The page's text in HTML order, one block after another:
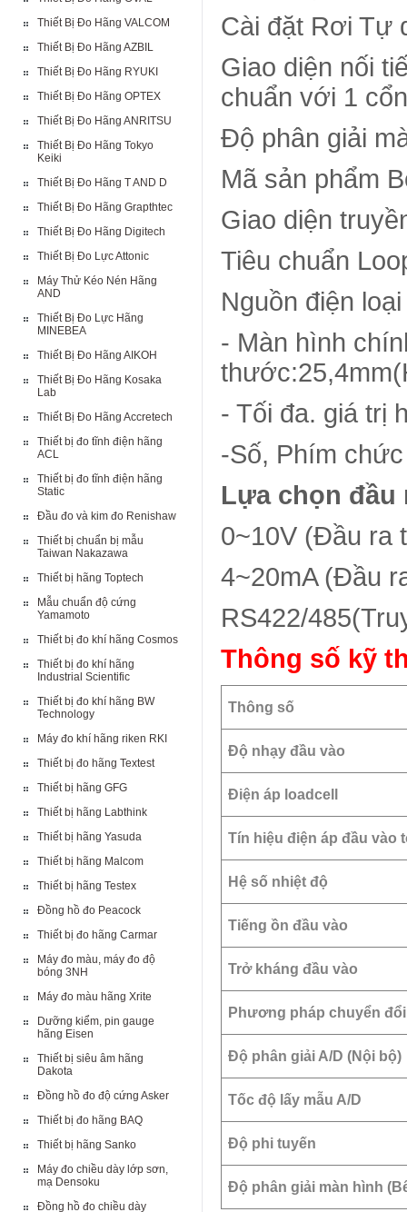
Thiết Bị Đo Hãng VALCOM
Thiết Bị Đo Hãng AZBIL
Thiết Bị Đo Hãng RYUKI
Thiết Bị Đo Hãng OPTEX
Thiết Bị Đo Hãng ANRITSU
Thiết Bị Đo Hãng Tokyo
Keiki
Thiết Bị Đo Hãng T AND D
Thiết Bị Đo Hãng Grapthtec
Thiết Bị Đo Hãng Digitech
Thiết Bị Đo Lực Attonic
Máy Thử Kéo Nén Hãng
AND
Thiết Bị Đo Lực Hãng
MINEBEA
Thiết Bị Đo Hãng AIKOH
Thiết Bị Đo Hãng Kosaka
Lab
Thiết Bị Đo Hãng Accretech
Thiết bị đo tĩnh điện hãng
ACL
Thiết bị đo tĩnh điện hãng
Static
Đầu đo và kim đo Renishaw
Thiết bị chuẩn bị mẫu
Taiwan Nakazawa
Thiết bị hãng Toptech
Mẫu chuẩn độ cứng
Yamamoto
Thiết bị đo khí hãng Cosmos
Thiết bị đo khí hãng
Industrial Scientific
Thiết bị đo khí hãng BW
Technology
Máy đo khí hãng riken RKI
Thiết bị đo hãng Textest
Thiết bị hãng GFG
Thiết bị hãng Labthink
Thiết bị hãng Yasuda
Thiết bị hãng Malcom
Thiết bị hãng Testex
Đồng hồ đo Peacock
Thiết bị đo hãng Carmar
Máy đo màu, máy đo độ
bóng 3NH
Máy đo màu hãng Xrite
Dưỡng kiểm, pin gauge
hãng Eisen
Thiết bị siêu âm hãng
Dakota
Đồng hồ đo độ cứng Asker
Thiết bị đo hãng BAQ
Thiết bị hãng Sanko
Máy đo chiều dày lớp sơn,
mạ Densoku
Đồng hồ đo chiều dày
Cài đặt Rơi Tự
Giao diện nối
chuẩn với 1
Độ phân giải
Mã sản phẩm
Giao diện
Tiêu chuẩn
Nguồn điện
- Màn hình
- Tối đa. giá trị
-Số, Phím
Lựa chọn đầu
0~10V (Đầu ra
4~20mA (Đầu
RS422/
Thông số kỹ
Thông số
Độ nhạy đầu vào
Điện áp loadcell
Tín hiệu điện áp đầu vào
Hệ số nhiệt độ
Tiếng ồn đầu vào
Trở kháng đầu vào
Phương pháp chuyển đổi
Độ phân giải A/D (Nội bộ)
Tốc độ lấy mẫu A/D
Độ phi tuyến
Độ phân giải màn hình